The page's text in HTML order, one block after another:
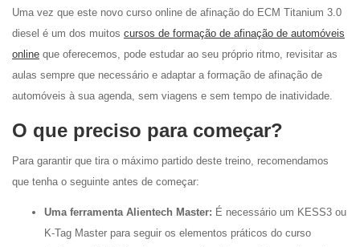
Uma vez que este novo curso online de afinação do ECM Titanium 3.0
diesel é um dos muitos cursos de formação de afinação de automóveis
online que oferecemos, pode estudar ao seu próprio ritmo, revisitar as
aulas sempre que necessário e adaptar a formação de afinação de
automóveis à sua agenda, sem viagens e sem tempo de inatividade.
O que preciso para começar?
Para garantir que tira o máximo partido deste treino, recomendamos
que tenha o seguinte antes de começar:
Uma ferramenta Alientech Master: É necessário um KESS3 ou
K-Tag Master para seguir os elementos práticos do curso